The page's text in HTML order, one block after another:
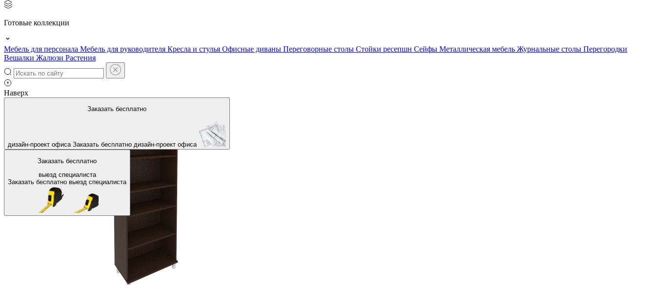
Готовые коллекции
Мебель для персонала Мебель для руководителя Кресла и стулья Офисные диваны Переговорные столы Стойки ресепшн Сейфы Металлическая мебель Журнальные столы Перегородки
Вешалки Жалюзи Растения
Наверх
Заказать бесплатно
дизайн-проект офиса Заказать бесплатно дизайн-проект офиса
Заказать бесплатно
выезд специалиста
Заказать бесплатно выезд специалиста
На главную